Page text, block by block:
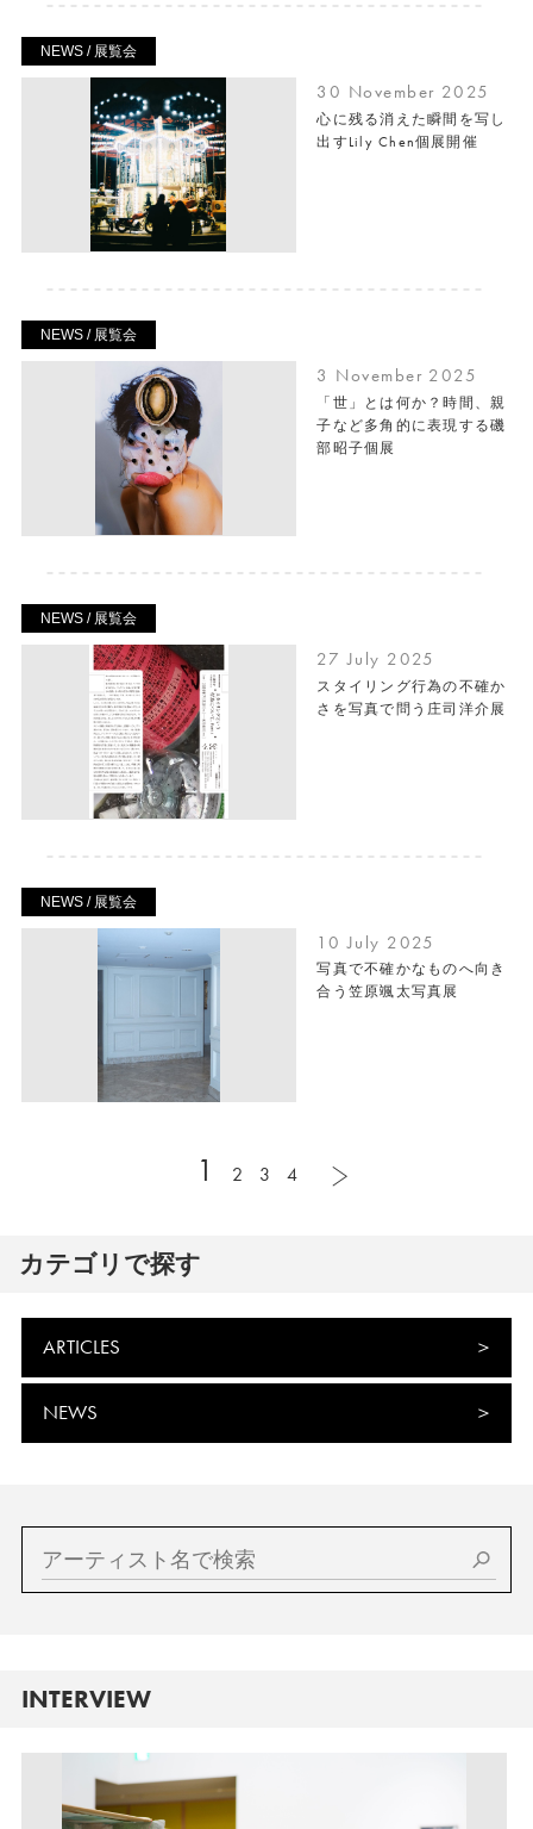
NEWS / 展覧会
30 November 2025
心に残る消えた瞬間を写し
出すLily Chen個展開催
NEWS / 展覧会
3 November 2025
「世」とは何か？時間、親
子など多角的に表現する磯
部昭子個展
NEWS / 展覧会
27 July 2025
スタイリング行為の不確か
さを写真で問う庄司洋介展
NEWS / 展覧会
10 July 2025
写真で不確かなものへ向き
合う笠原颯太写真展
1 2 3 4
カテゴリで探す
ARTICLES
NEWS
INTERVIEW